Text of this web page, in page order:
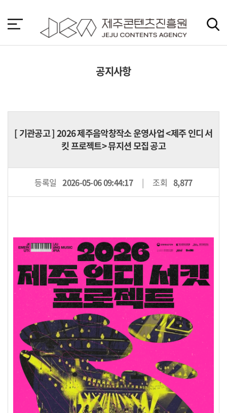
바
가
공지사항
[기관공고] 2026 제주음악창작소 운영사업 <제주 인디 서
킷 프로젝트> 뮤지션 모집 공고
등록일 2026-05-06 09:44:17 조회 8,877